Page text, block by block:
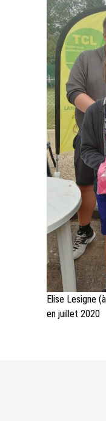
Elise Lesigne
en juillet 2020